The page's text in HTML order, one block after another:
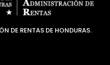
DE RENTAS DE HONDURAS.